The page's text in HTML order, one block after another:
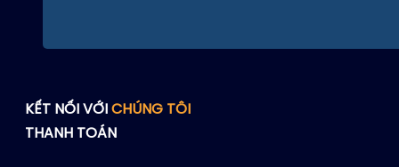
KẾT NỐI VỚI CHÚNG TÔI
THANH TOÁN